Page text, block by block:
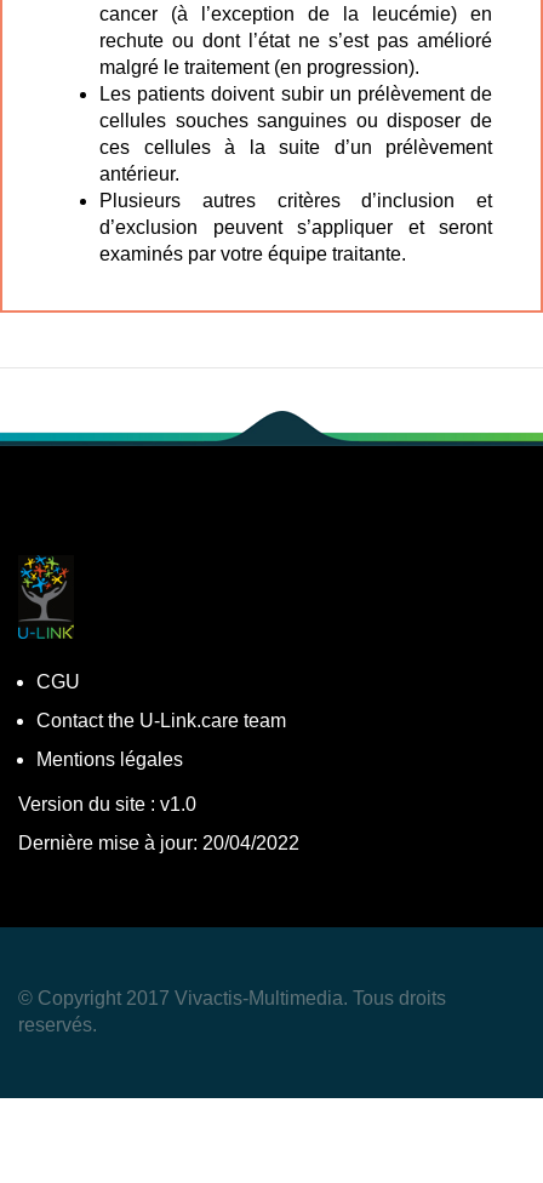
cancer (à l’exception de la leucémie) en
rechute ou dont l’état ne s’est pas amélioré
malgré le traitement (en progression).
Les patients doivent subir un prélèvement de
cellules souches sanguines ou disposer de
ces cellules à la suite d’un prélèvement
antérieur.
Plusieurs autres critères d’inclusion et
d’exclusion peuvent s’appliquer et seront
examinés par votre équipe traitante.
CGU
Contact the U-Link.care team
Mentions légales
Version du site : v1.0
Dernière mise à jour: 20/04/2022
© Copyright 2017 Vivactis-Multimedia. Tous droits
reservés.